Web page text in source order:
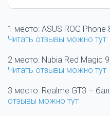
1 место: ASUS ROG
Читать отзывы можно тут
2 место: Nubia Red Magic
Читать отзывы можно тут
3 место: Realme GT3 –
отзывы можно тут